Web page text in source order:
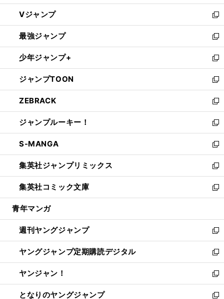
ウ
ィ
ン
ド
ウ
で
開
く
し
い
ウ
ィ
ン
ド
ウ
で
開
く
Vジャンプ
新
し
い
ウ
ィ
ン
ド
ウ
で
開
く
最強ジャンプ
新
し
い
ウ
ィ
ン
ド
ウ
で
開
く
少年ジャンプ+
新
し
い
ウ
ィ
ン
ド
ウ
で
開
く
ジャンプTOON
新
し
い
ウ
ィ
ン
ド
ウ
で
開
く
ZEBRACK
新
し
い
ウ
ィ
ン
ド
ウ
で
開
ジャンプルーキー！
新
し
い
ウ
ィ
ン
ド
ウ
開
く
S-MANGA
新
し
い
ウ
ィ
ン
ウ
で
開
く
集英社ジャンプリミックス
新
し
い
ウ
ン
ド
ウ
で
開
く
集英社コミック文庫
新
し
ウ
ィ
ン
ド
ウ
で
開
く
青年マンガ
週刊ヤングジャンプ
新
し
い
ウ
ィ
ン
ド
ヤングジャンプ定期購読デジタル
新
し
い
ウ
ィ
ヤンジャン！
新
し
い
となりのヤングジャンプ
新